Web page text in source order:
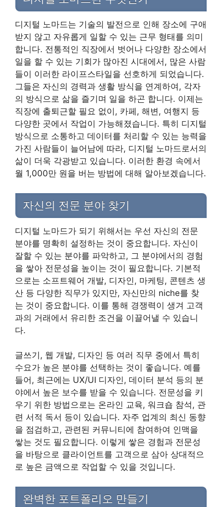
디지털 노마드는 기술의 발전으로 인해 장소에 구애
받지 않고 자유롭게 일할 수 있는 근무 형태를 의미
합니다. 전통적인 직장에서 벗어나 다양한 장소에서
일을 할 수 있는 기회가 많아진 시대에서, 많은 사람
들이 이러한 라이프스타일을 선호하게 되었습니다.
그들은 자신의 경력과 생활 방식을 연계하여, 각자
의 방식으로 삶을 즐기며 일을 하곤 합니다. 이제는
직장에 출퇴근할 필요 없이, 카페, 해변, 여행지 등
다양한 곳에서 작업이 가능해졌습니다. 특히 디지털
방식으로 소통하고 데이터를 처리할 수 있는 능력을
가진 사람들이 늘어남에 따라, 디지털 노마드로서의
삶이 더욱 각광받고 있습니다. 이러한 환경 속에서
월 1,000만 원을 버는 방법에 대해 알아보겠습니다.
자신의 전문 분야 찾기
디지털 노마드가 되기 위해서는 우선 자신의 전문
분야를 명확히 설정하는 것이 중요합니다. 자신이
잘할 수 있는 분야를 파악하고, 그 분야에서의 경험
을 쌓아 전문성을 높이는 것이 필요합니다. 기본적
으로는 소프트웨어 개발, 디자인, 마케팅, 콘텐츠 생
산 등 다양한 직무가 있지만, 자신만의 niche를 찾
는 것이 중요합니다. 이를 통해 경쟁력이 생겨 고객
과의 거래에서 유리한 조건을 이끌어낼 수 있습니
다.
글쓰기, 웹 개발, 디자인 등 여러 직무 중에서 특히
수요가 높은 분야를 선택하는 것이 좋습니다. 예를
들어, 최근에는 UX/UI 디자인, 데이터 분석 등의 분
야에서 높은 보수를 받을 수 있습니다. 전문성을 키
우기 위한 방법으로는 온라인 교육, 워크숍 참석, 관
련 서적 독서 등이 있습니다. 자주 업계의 최신 동향
을 점검하고, 관련된 커뮤니티에 참여하여 인맥을
쌓는 것도 필요합니다. 이렇게 쌓은 경험과 전문성
을 바탕으로 클라이언트를 고객으로 삼아 상대적으
로 높은 금액으로 작업할 수 있을 것입니다.
완벽한 포트폴리오 만들기